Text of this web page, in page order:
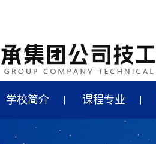
学校简介 课程专业